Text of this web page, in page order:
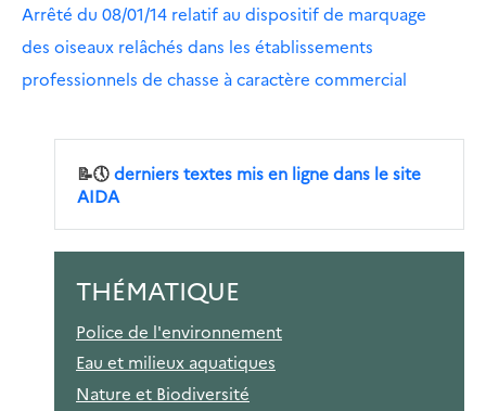
Arrêté du 08/01/14 relatif au dispositif de marquage
des oiseaux relâchés dans les établissements
professionnels de chasse à caractère commercial
📝🕔derniers textes mis en ligne dans le site
AIDA
THÉMATIQUE
Police de l'environnement
Eau et milieux aquatiques
Nature et Biodiversité